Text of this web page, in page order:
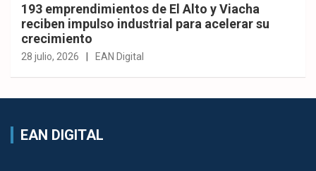
193 emprendimientos de El Alto y Viacha
reciben impulso industrial para acelerar su
crecimiento
28 julio, 2026 EAN Digital
EAN DIGITAL